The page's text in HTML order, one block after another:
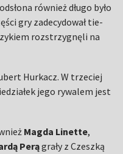
również długo było
gry zadecydował tie-
rozstrzygnęli na
Hurkacz. W trzeciej
jego rywalem jest
Magda Linette,
Perągrały z Czeszką